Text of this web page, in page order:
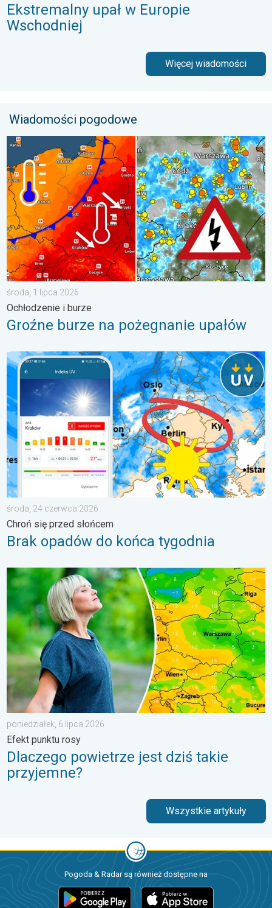
Ekstremalny upał w Europie
Wschodniej
Więcej wiadomości
Wiadomości pogodowe
Groźne burze na pożegnanie upałów. Ochłodzenie i burze. . .
środa, 1 lipca 2026
Ochłodzenie i burze
Groźne burze na pożegnanie upałów
Brak opadów do końca tygodnia. Chroń się przed słońcem. .
środa, 24 czerwca 2026
Chroń się przed słońcem
Brak opadów do końca tygodnia
Dlaczego powietrze jest dziś takie przyjemne?. Efekt punktu
poniedziałek, 6 lipca 2026
Efekt punktu rosy
Dlaczego powietrze jest dziś takie
przyjemne?
Wszystkie artykuły
Pogoda & Radar są również dostępne na